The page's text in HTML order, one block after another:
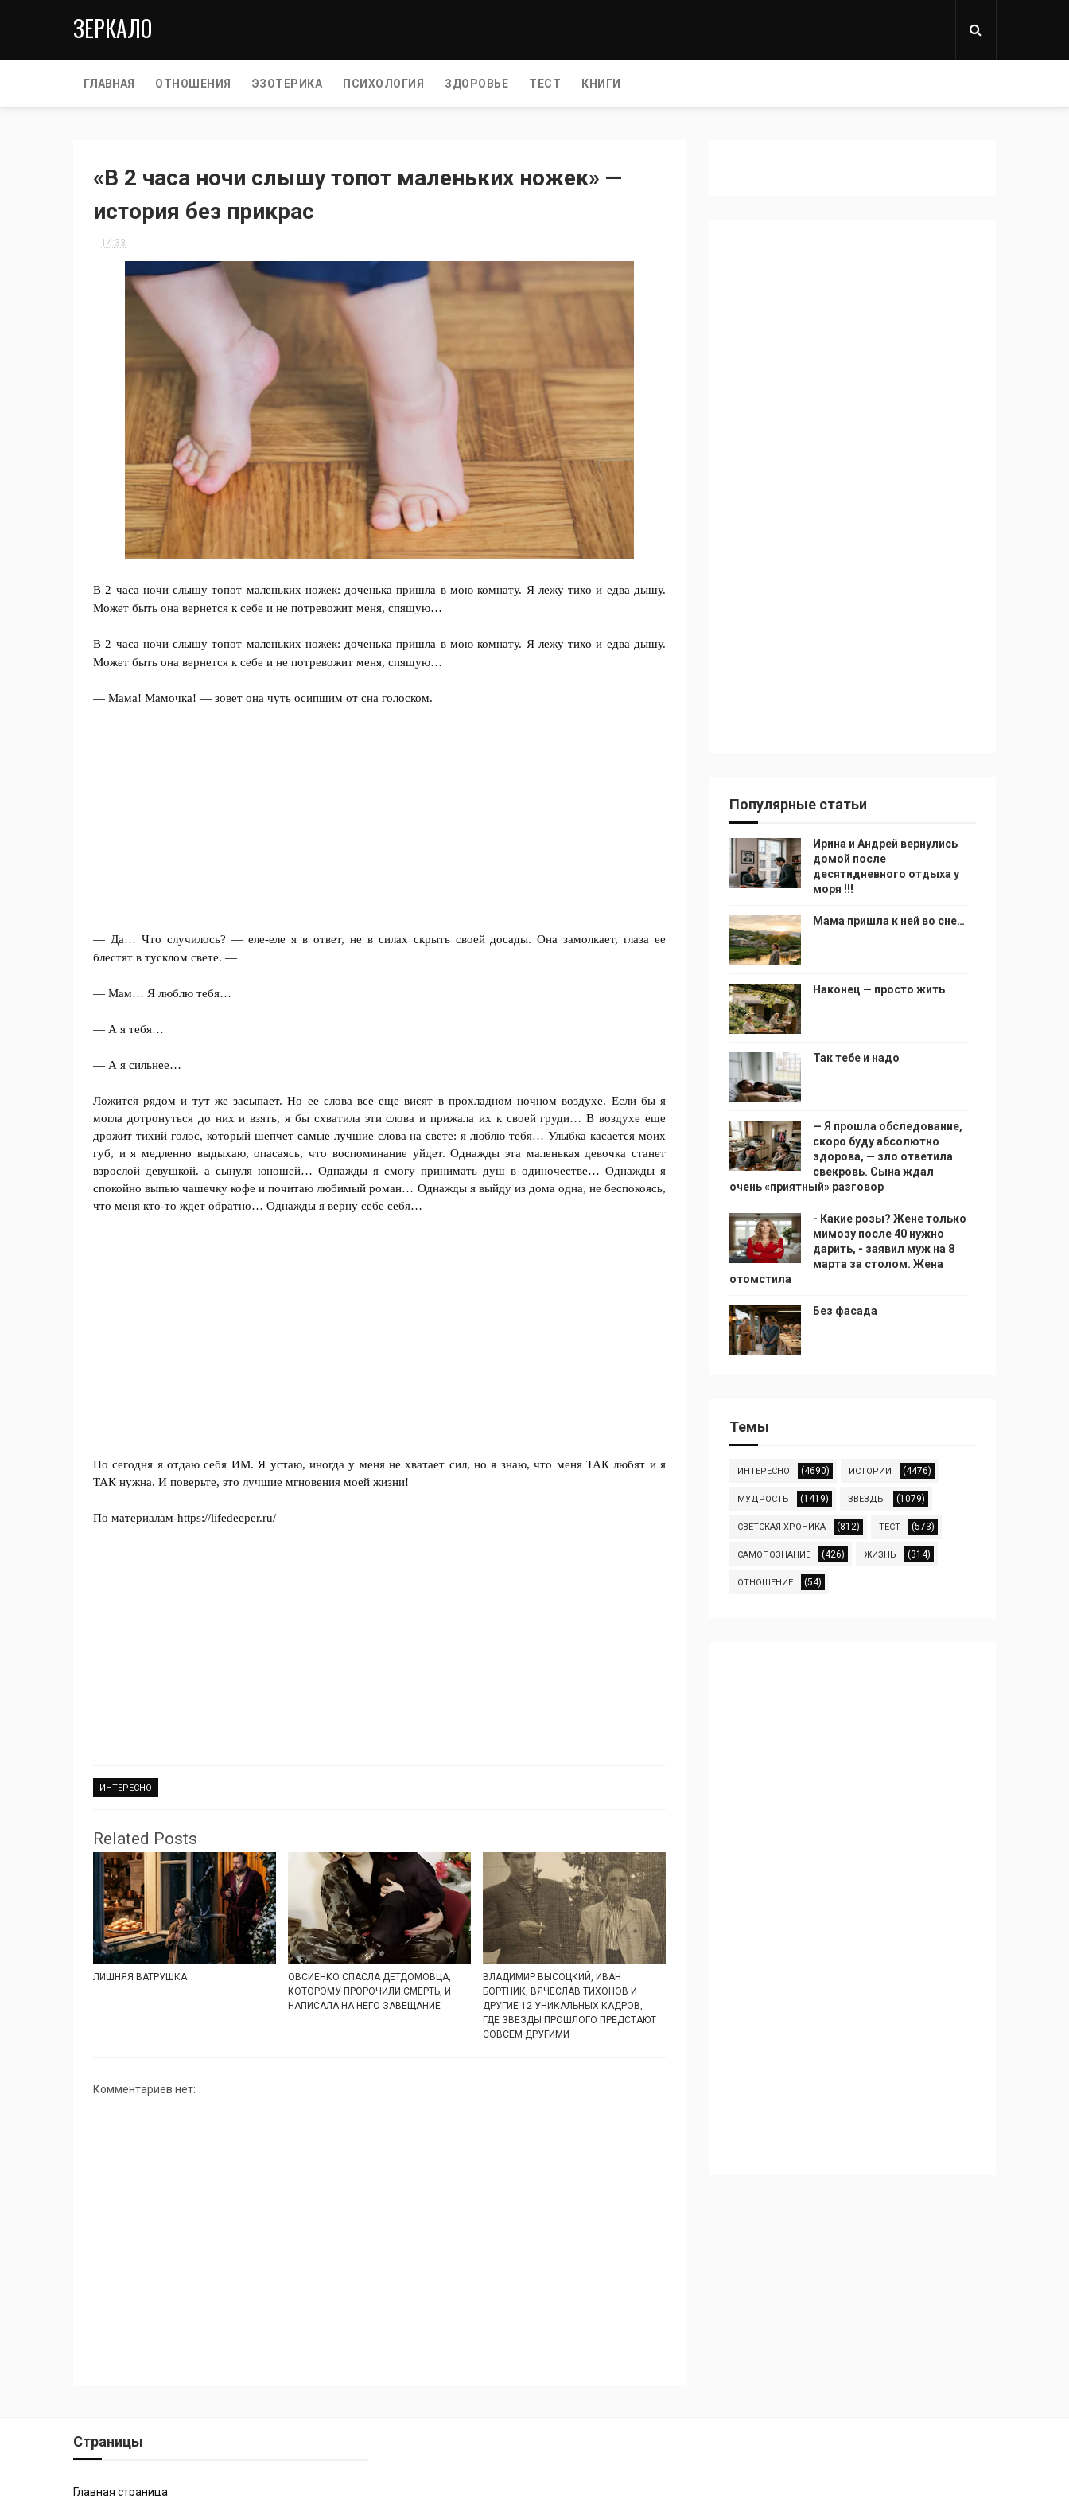
ЗЕРКАЛО
ГЛАВНАЯ ОТНОШЕНИЯ ЭЗОТЕРИКА ПСИХОЛОГИЯ ЗДОРОВЬЕ ТЕСТ КНИГИ
«В 2 часа ночи слышу топот маленьких ножек» —
история без прикрас
14:33
В 2 часа ночи слышу топот маленьких ножек: доченька пришла в мою комнату. Я лежу тихо и едва дышу.
Может быть она вернется к себе и не потревожит меня, спящую…
В 2 часа ночи слышу топот маленьких ножек: доченька пришла в мою комнату. Я лежу тихо и едва дышу.
Может быть она вернется к себе и не потревожит меня, спящую…
— Мама! Мамочка! — зовет она чуть осипшим от сна голоском.
— Да… Что случилось? — еле-еле я в ответ, не в силах скрыть своей досады. Она замолкает, глаза ее
блестят в тусклом свете. —
— Мам… Я люблю тебя…
— А я тебя…
— А я сильнее…
Ложится рядом и тут же засыпает. Но ее слова все еще висят в прохладном ночном воздухе. Если бы я
могла дотронуться до них и взять, я бы схватила эти слова и прижала их к своей груди… В воздухе еще
дрожит тихий голос, который шепчет самые лучшие слова на свете: я люблю тебя… Улыбка касается моих
губ, и я медленно выдыхаю, опасаясь, что воспоминание уйдет. Однажды эта маленькая девочка станет
взрослой девушкой. а сынуля юношей… Однажды я смогу принимать душ в одиночестве… Однажды я
спокойно выпью чашечку кофе и почитаю любимый роман… Однажды я выйду из дома одна, не беспокоясь,
что меня кто-то ждет обратно… Однажды я верну себе себя…
Но сегодня я отдаю себя ИМ. Я устаю, иногда у меня не хватает сил, но я знаю, что меня ТАК любят и я
ТАК нужна. И поверьте, это лучшие мгновения моей жизни!
По материалам-https://lifedeeper.ru/
ИНТЕРЕСНО
Related Posts
ЛИШНЯЯ ВАТРУШКА
ОВСИЕНКО СПАСЛА ДЕТДОМОВЦА,
КОТОРОМУ ПРОРОЧИЛИ СМЕРТЬ, И
НАПИСАЛА НА НЕГО ЗАВЕЩАНИЕ
ВЛАДИМИР ВЫСОЦКИЙ, ИВАН
БОРТНИК, ВЯЧЕСЛАВ ТИХОНОВ И
ДРУГИЕ 12 УНИКАЛЬНЫХ КАДРОВ,
ГДЕ ЗВЕЗДЫ ПРОШЛОГО ПРЕДСТАЮТ
СОВСЕМ ДРУГИМИ
Комментариев нет:
Популярные статьи
Ирина и Андрей вернулись
домой после
десятидневного отдыха у
моря !!!
Мама пришла к ней во сне…
Наконец — просто жить
Так тебе и надо
— Я прошла обследование,
скоро буду абсолютно
здорова, — зло ответила
свекровь. Сына ждал
очень «приятный» разговор
- Какие розы? Жене только
мимозу после 40 нужно
дарить, - заявил муж на 8
марта за столом. Жена
отомстила
Без фасада
Темы
ИНТЕРЕСНО (4690) ИСТОРИИ (4476)
МУДРОСТЬ (1419) ЗВЕЗДЫ (1079)
СВЕТСКАЯ ХРОНИКА (812) ТЕСТ (573)
САМОПОЗНАНИЕ (426) ЖИЗНЬ (314)
ОТНОШЕНИЕ (54)
Страницы
Главная страница